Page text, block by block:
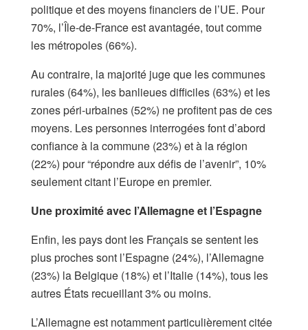
politique et des moyens financiers de l’UE. Pour
70%, l’Île-de-France est avantagée, tout comme
les métropoles (66%).
Au contraire, la majorité juge que les communes
rurales (64%), les banlieues difficiles (63%) et les
zones péri-urbaines (52%) ne profitent pas de ces
moyens. Les personnes interrogées font d’abord
confiance à la commune (23%) et à la région
(22%) pour “répondre aux défis de l’avenir”, 10%
seulement citant l’Europe en premier.
Une proximité avec l’Allemagne et l’Espagne
Enfin, les pays dont les Français se sentent les
plus proches sont l’Espagne (24%), l’Allemagne
(23%) la Belgique (18%) et l’Italie (14%), tous les
autres États recueillant 3% ou moins.
L’Allemagne est notamment particulièrement citée